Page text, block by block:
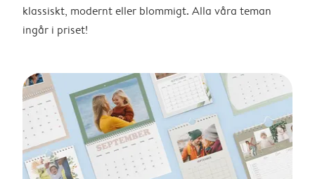
klassiskt, modernt eller blommigt. Alla våra teman
ingår i priset!